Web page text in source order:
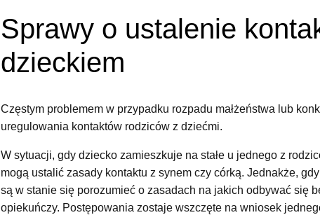
Sprawy o ustalenie
dzieckiem
Częstym problemem w przypadku rozpadu małżeństwa lub
uregulowania kontaktów rodziców z dziećmi.
W sytuacji, gdy dziecko zamieszkuje na stałe u jednego z
mogą ustalić zasady kontaktu z synem czy córką. Jednakże,
są w stanie się porozumieć o zasadach na jakich odbywać się
opiekuńczy. Postępowania zostaje wszczęte na wniosek